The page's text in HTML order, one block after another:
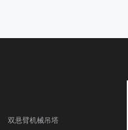
双悬臂机械吊塔